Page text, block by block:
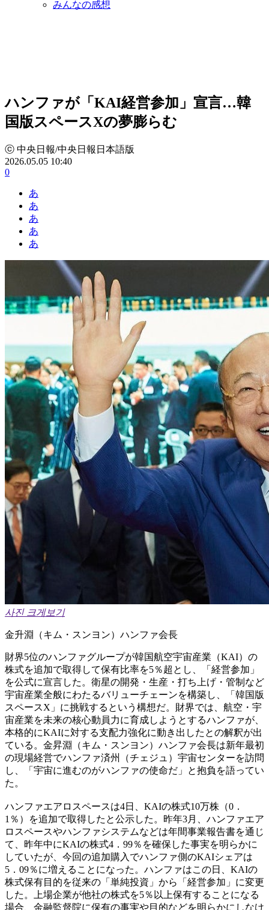
みんなの感想
ハンファが「KAI経営参加」宣言…韓
国版スペースXの夢膨らむ
ⓒ 中央日報/中央日報日本語版
2026.05.05 10:40
0
あ
あ
あ
あ
あ
사진 크게보기
金升淵（キム・スンヨン）ハンファ会長
財界5位のハンファグループが韓国航空宇宙産業（KAI）の
株式を追加で取得して保有比率を5％超とし、「経営参加」
を公式に宣言した。衛星の開発・生産・打ち上げ・管制など
宇宙産業全般にわたるバリューチェーンを構築し、「韓国版
スペースX」に挑戦するという構想だ。財界では、航空・宇
宙産業を未来の核心動員力に育成しようとするハンファが、
本格的にKAIに対する支配力強化に動き出したとの解釈が出
ている。金昇淵（キム・スンヨン）ハンファ会長は新年最初
の現場経営でハンファ済州（チェジュ）宇宙センターを訪問
し、「宇宙に進むのがハンファの使命だ」と抱負を語ってい
た。
ハンファエアロスペースは4日、KAIの株式10万株（0．
1％）を追加で取得したと公示した。昨年3月、ハンファエア
ロスペースやハンファシステムなどは年間事業報告書を通じ
て、昨年中にKAIの株式4．99％を確保した事実を明らかに
していたが、今回の追加購入でハンファ側のKAIシェアは
5．09％に増えることになった。ハンファはこの日、KAIの
株式保有目的を従来の「単純投資」から「経営参加」に変更
した。上場企業が他社の株式を5％以上保有することになる
場合、金融監督院に保有の事実や目的などを明らかにしなけ